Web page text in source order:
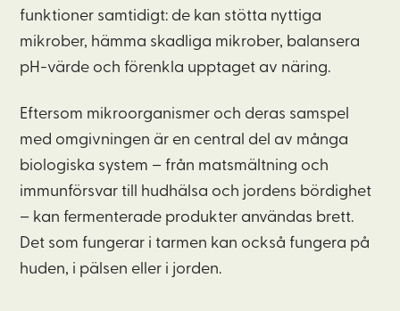
funktioner samtidigt: de kan stötta nyttiga
mikrober, hämma skadliga mikrober, balansera
pH-värde och förenkla upptaget av näring.
Eftersom mikroorganismer och deras samspel
med omgivningen är en central del av många
biologiska system – från matsmältning och
immunförsvar till hudhälsa och jordens bördighet
– kan fermenterade produkter användas brett.
Det som fungerar i tarmen kan också fungera på
huden, i pälsen eller i jorden.